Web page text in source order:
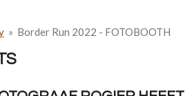
» Border Run 2022 - FOTOBOOTH